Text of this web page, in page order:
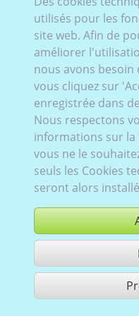
VW_231:Série
utilisés pour les
site web. Afin de
améliorer
nous avons besoin
vous cliquez sur
enregistrée dans
Nous respectons
informations sur la
vous ne le
seuls les Cookies
seront alors